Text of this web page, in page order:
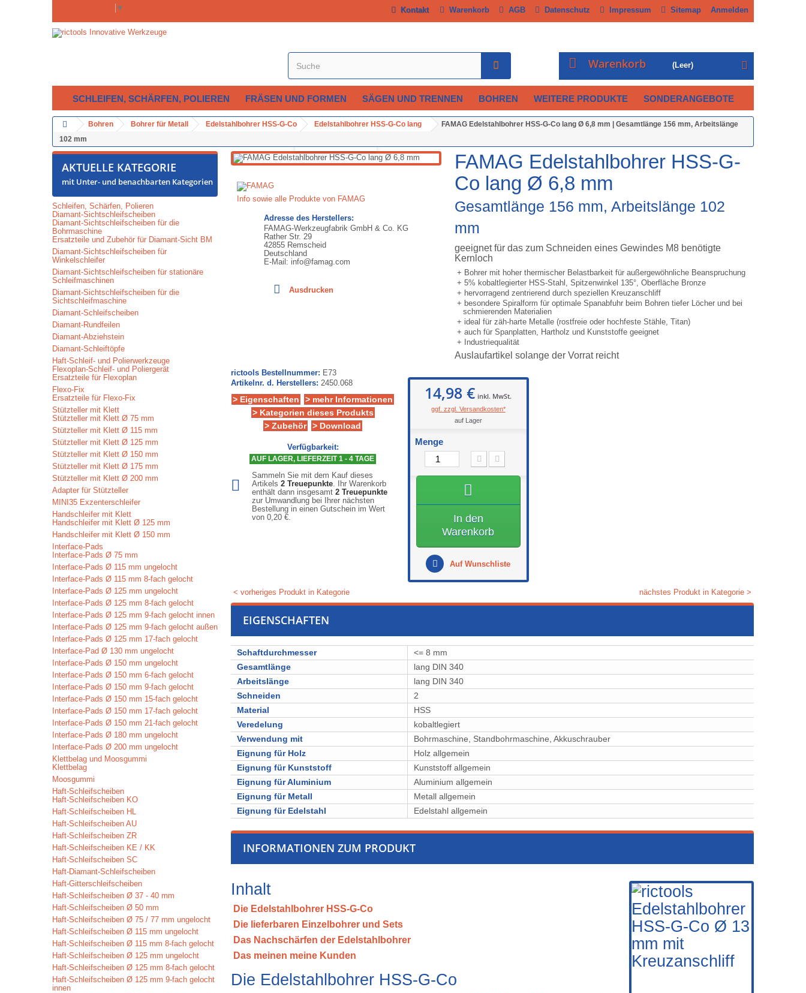
Anmelden
▼ Sitemap
Impressum
Datenschutz
AGB
Warenkorb
Kontakt
Warenkorb (Leer)
SCHLEIFEN, SCHÄRFEN, POLIEREN FRÄSEN UND FORMEN SÄGEN UND TRENNEN BOHREN WEITERE PRODUKTE SONDERANGEBOTE
Bohren Bohrer für Metall Edelstahlbohrer HSS-G-Co Edelstahlbohrer HSS-G-Co lang
FAMAG Edelstahlbohrer HSS-G-Co lang Ø 6,8 mm | Gesamtlänge 156 mm, Arbeitslänge
102 mm
AKTUELLE KATEGORIE
mit Unter- und benachbarten Kategorien
Schleifen, Schärfen, Polieren
Diamant-Sichtschleifscheiben
Diamant-Sichtschleifscheiben für die
Bohrmaschine
Ersatzteile und Zubehör für Diamant-Sicht BM
Diamant-Sichtschleifscheiben für
Winkelschleifer
Diamant-Sichtschleifscheiben für stationäre
Schleifmaschinen
Diamant-Sichtschleifscheiben für die
Sichtschleifmaschine
Diamant-Schleifscheiben
Diamant-Rundfeilen
Diamant-Abziehstein
Diamant-Schleiftöpfe
Haft-Schleif- und Polierwerkzeuge
Flexoplan-Schleif- und Poliergerät
Ersatzteile für Flexoplan
Flexo-Fix
Ersatzteile für Flexo-Fix
Stützteller mit Klett
Stützteller mit Klett Ø 75 mm
Stützteller mit Klett Ø 115 mm
Stützteller mit Klett Ø 125 mm
Stützteller mit Klett Ø 150 mm
Stützteller mit Klett Ø 175 mm
Stützteller mit Klett Ø 200 mm
Adapter für Stützteller
MINI35 Exzenterschleifer
Handschleifer mit Klett
Handschleifer mit Klett Ø 125 mm
Handschleifer mit Klett Ø 150 mm
Interface-Pads
Interface-Pads Ø 75 mm
Interface-Pads Ø 115 mm ungelocht
Interface-Pads Ø 115 mm 8-fach gelocht
Interface-Pads Ø 125 mm ungelocht
Interface-Pads Ø 125 mm 8-fach gelocht
Interface-Pads Ø 125 mm 9-fach gelocht innen
Interface-Pads Ø 125 mm 9-fach gelocht außen
Interface-Pads Ø 125 mm 17-fach gelocht
Interface-Pad Ø 130 mm ungelocht
Interface-Pads Ø 150 mm ungelocht
Interface-Pads Ø 150 mm 6-fach gelocht
Interface-Pads Ø 150 mm 9-fach gelocht
Interface-Pads Ø 150 mm 15-fach gelocht
Interface-Pads Ø 150 mm 17-fach gelocht
Interface-Pads Ø 150 mm 21-fach gelocht
Interface-Pads Ø 180 mm ungelocht
Interface-Pads Ø 200 mm ungelocht
Klettbelag und Moosgummi
Klettbelag
Moosgummi
Haft-Schleifscheiben
Haft-Schleifscheiben KO
Haft-Schleifscheiben HL
Haft-Schleifscheiben AU
Haft-Schleifscheiben ZR
Haft-Schleifscheiben KE / KK
Haft-Schleifscheiben SC
Haft-Diamant-Schleifscheiben
Haft-Gitterschleifscheiben
Haft-Schleifscheiben Ø 37 - 40 mm
Haft-Schleifscheiben Ø 50 mm
Haft-Schleifscheiben Ø 75 / 77 mm ungelocht
Haft-Schleifscheiben Ø 115 mm ungelocht
Haft-Schleifscheiben Ø 115 mm 8-fach gelocht
Haft-Schleifscheiben Ø 125 mm ungelocht
Haft-Schleifscheiben Ø 125 mm 8-fach gelocht
Haft-Schleifscheiben Ø 125 mm 9-fach gelocht
innen
Info sowie alle Produkte von FAMAG
Adresse des Herstellers:
FAMAG-Werkzeugfabrik GmbH & Co. KG
Rather Str. 29
42855 Remscheid
Deutschland
E-Mail: info@famag.com
Ausdrucken
FAMAG Edelstahlbohrer HSS-G-
Co lang Ø 6,8 mm
Gesamtlänge 156 mm, Arbeitslänge 102
mm
geeignet für das zum Schneiden eines Gewindes M8 benötigte
Kernloch
+ Bohrer mit hoher thermischer Belastbarkeit für außergewöhnliche Beanspruchung
+ 5% kobaltlegierter HSS-Stahl, Spitzenwinkel 135°, Oberfläche Bronze
+ hervorragend zentrierend durch speziellen Kreuzanschliff
+ besondere Spiralform für optimale Spanabfuhr beim Bohren tiefer Löcher und bei
schmierenden Materialien
+ ideal für zäh-harte Metalle (rostfreie oder hochfeste Stähle, Titan)
+ auch für Spanplatten, Hartholz und Kunststoffe geeignet
+ Industriequalität
Auslaufartikel solange der Vorrat reicht
rictools Bestellnummer: E73
Artikelnr. d. Herstellers: 2450.068
> Eigenschaften
> mehr Informationen
> Kategorien dieses Produkts
> Zubehör
> Download
Verfügbarkeit:
AUF LAGER, LIEFERZEIT 1 - 4 TAGE
Sammeln Sie mit dem Kauf dieses
Artikels 2 Treuepunkte. Ihr Warenkorb
enthält dann insgesamt 2 Treuepunkte
zur Umwandlung bei Ihrer nächsten
Bestellung in einen Gutschein im Wert
von 0,20 €.
14,98 € inkl. MwSt.
ggf. zzgl. Versandkosten*
auf Lager
Menge
In den
Warenkorb
Auf Wunschliste
< vorheriges Produkt in Kategorie nächstes Produkt in Kategorie >
EIGENSCHAFTEN
Schaftdurchmesser
<= 8 mm
Gesamtlänge
lang DIN 340
Arbeitslänge
lang DIN 340
Schneiden
2
Material
⁠⁠⁠⁠⁠⁠HSS
Veredelung
kobaltlegiert
Verwendung mit
Bohrmaschine, Standbohrmaschine, Akkuschrauber
Eignung für Holz
Holz allgemein
Eignung für Kunststoff
Kunststoff allgemein
Eignung für Aluminium
Aluminium allgemein
Eignung für Metall
Metall allgemein
Eignung für Edelstahl
Edelstahl allgemein
INFORMATIONEN ZUM PRODUKT
Inhalt
Die Edelstahlbohrer HSS-G-Co
Die lieferbaren Einzelbohrer und Sets
Das Nachschärfen der Edelstahlbohrer
Das meinen meine Kunden
Die Edelstahlbohrer HSS-G-Co